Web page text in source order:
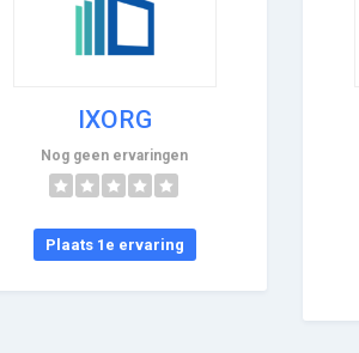
IXORG
Nog geen ervaringen
Plaats 1e ervaring